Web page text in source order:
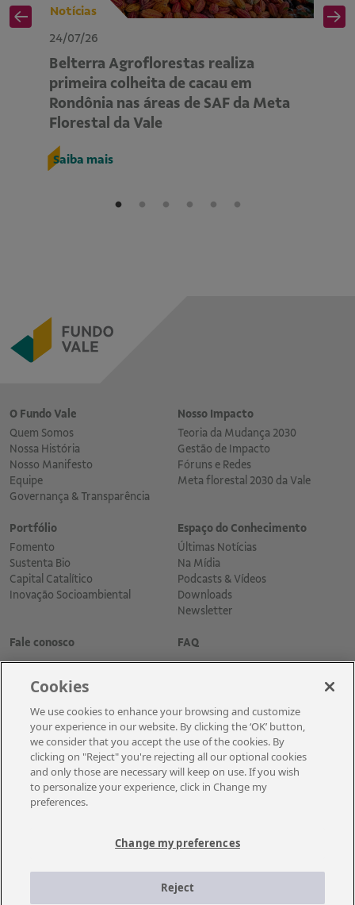
Notícias
24/07/26
Belterra Agroflorestas realiza
primeira colheita de cacau em
Rondônia nas áreas de SAF da Meta
Florestal da Vale
Saiba mais
O Fundo Vale
Quem Somos
Nossa História
Nosso Manifesto
Equipe
Governança & Transparência
Nosso Impacto
Teoria da Mudança 2030
Gestão de Impacto
Fóruns e Redes
Meta florestal 2030 da Vale
Portfólio
Fomento
Sustenta Bio
Capital Catalítico
Inovação Socioambiental
Espaço do Conhecimento
Últimas Notícias
Na Mídia
Podcasts & Vídeos
Downloads
Newsletter
Fale conosco FAQ
Cadastre-se para receber as novidades
empresa emprega aproximadamente cerca de 110 mil empregados, entre
Cookies
We use cookies to enhance your browsing and customize
your experience in our website. By clicking the ‘OK’ button,
we consider that you accept the use of the cookies. By
clicking on "Reject" you're rejecting all our optional cookies
and only those are necessary will keep on use. If you wish
to personalize your experience, click in Change my
preferences.
Change my preferences
Reject